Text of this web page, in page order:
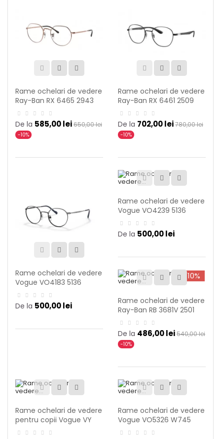
Rame ochelari de vedere
Ray-Ban RX 6465 2943
De la 585,00 lei650,00 lei
-10%
Rame ochelari de vedere
Ray-Ban RX 6461 2509
De la 702,00 lei780,00 lei
-10%
Rame ochelari de vedere
Vogue VO4183 5136
De la 500,00 lei
Rame ochelari de vedere
Vogue VO4239 5136
De la 500,00 lei
-10%
Rame ochelari de vedere
Ray-Ban RB 3681V 2501
De la 486,00 lei540,00 lei
-10%
Rame ochelari de vedere
pentru copii Vogue VY
2009 2977
Rame ochelari de vedere
Vogue VO5326 W745